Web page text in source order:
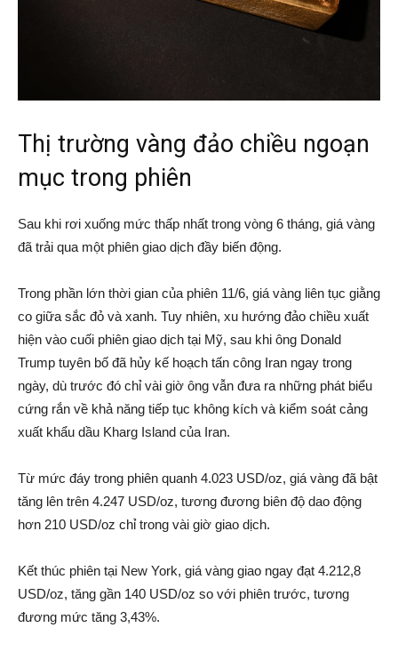
Thị trường vàng đảo chiều ngoạn
mục trong phiên
Sau khi rơi xuống mức thấp nhất trong vòng 6 tháng, giá vàng
đã trải qua một phiên giao dịch đầy biến động.
Trong phần lớn thời gian của phiên 11/6, giá vàng liên tục giằng
co giữa sắc đỏ và xanh. Tuy nhiên, xu hướng đảo chiều xuất
hiện vào cuối phiên giao dịch tại Mỹ, sau khi ông Donald
Trump tuyên bố đã hủy kế hoạch tấn công Iran ngay trong
ngày, dù trước đó chỉ vài giờ ông vẫn đưa ra những phát biểu
cứng rắn về khả năng tiếp tục không kích và kiểm soát cảng
xuất khẩu dầu Kharg Island của Iran.
Từ mức đáy trong phiên quanh 4.023 USD/oz, giá vàng đã bật
tăng lên trên 4.247 USD/oz, tương đương biên độ dao động
hơn 210 USD/oz chỉ trong vài giờ giao dịch.
Kết thúc phiên tại New York, giá vàng giao ngay đạt 4.212,8
USD/oz, tăng gần 140 USD/oz so với phiên trước, tương
đương mức tăng 3,43%.